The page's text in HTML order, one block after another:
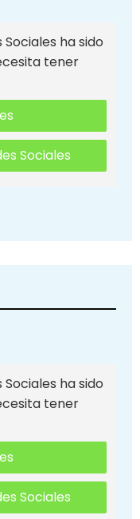
ha sido
tener
Sociales
ha sido
tener
Sociales